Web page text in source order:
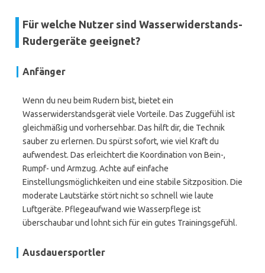
Für welche Nutzer sind Wasserwiderstands-
Rudergeräte geeignet?
Anfänger
Wenn du neu beim Rudern bist, bietet ein
Wasserwiderstandsgerät viele Vorteile. Das Zuggefühl ist
gleichmäßig und vorhersehbar. Das hilft dir, die Technik
sauber zu erlernen. Du spürst sofort, wie viel Kraft du
aufwendest. Das erleichtert die Koordination von Bein-,
Rumpf- und Armzug. Achte auf einfache
Einstellungsmöglichkeiten und eine stabile Sitzposition. Die
moderate Lautstärke stört nicht so schnell wie laute
Luftgeräte. Pflegeaufwand wie Wasserpflege ist
überschaubar und lohnt sich für ein gutes Trainingsgefühl.
Ausdauersportler